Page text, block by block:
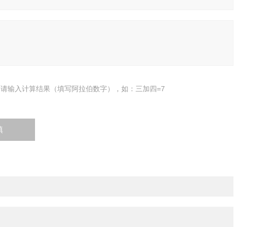
请输入计算结果（填写阿拉伯数字），如：三加四=7